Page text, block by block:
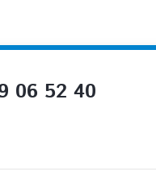
06 52 40